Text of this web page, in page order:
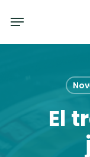
main
Menu
El